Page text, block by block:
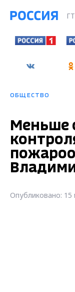
ОБЩЕСТВО
Меньше
Опубликовано: 15